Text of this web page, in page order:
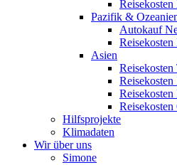
Pazifik &
Autokauf
Reisekosten
Asien
Reisekosten
Reisekosten
Reisekosten
Hilfsprojekte
Klimadaten
Wir über uns
Simone